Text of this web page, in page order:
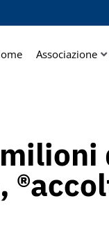
Associazione